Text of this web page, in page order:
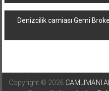
dolaşımı
Denizcilik camiası Gemi
Copyright © 2026 CAMLIMANI